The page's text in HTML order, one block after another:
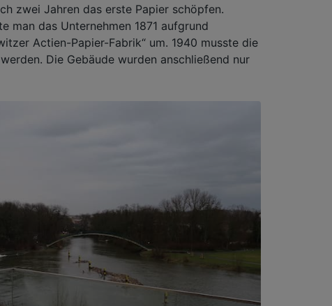
zwei Jahren das erste Papier schöpfen.
man das Unternehmen 1871 aufgrund
Actien-Papier-Fabrik“ um. 1940 musste die
Die Gebäude wurden anschließend nur